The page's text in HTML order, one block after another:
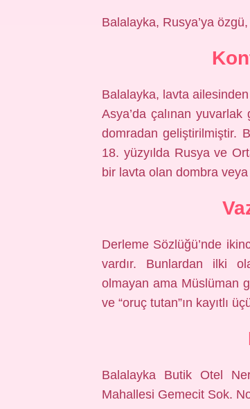
Balalayka, Rusya’ya
Balalayka, lavta
Asya’da çalınan
domradan geliştirilmiştir.
18. yüzyılda Rusya ve
bir lavta olan dombra
Derleme Sözlüğü’nde
vardır. Bunlardan ilki
olmayan ama Müslüman
ve “oruç tutan”ın kayıtlı
Balalayka Butik Otel
Mahallesi Gemecit Sok.